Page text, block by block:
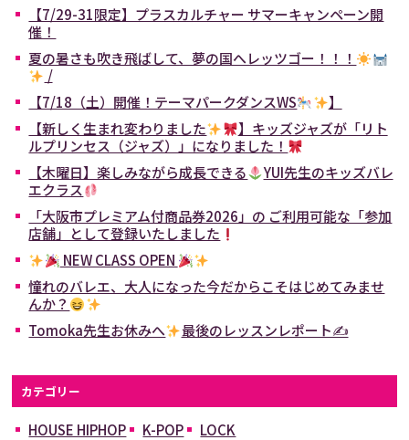
【7/29-31限定】プラスカルチャー サマーキャンペーン開
催！
夏の暑さも吹き飛ばして、夢の国へレッツゴー！！！
/
【7/18（土）開催！テーマパークダンスWS
】
【新しく生まれ変わりました
】キッズジャズが「リト
ルプリンセス（ジャズ）」になりました！
【木曜日】楽しみながら成長できる
YUI先生のキッズバレ
エクラス
「大阪市プレミアム付商品券2026」の ご利用可能な「参加
店舗」として登録いたしました
NEW CLASS OPEN
憧れのバレエ、大人になった今だからこそはじめてみませ
んか？
Tomoka先生お休みへ
最後のレッスンレポート✍
カテゴリー
HOUSE HIPHOP K-POP
LOCK